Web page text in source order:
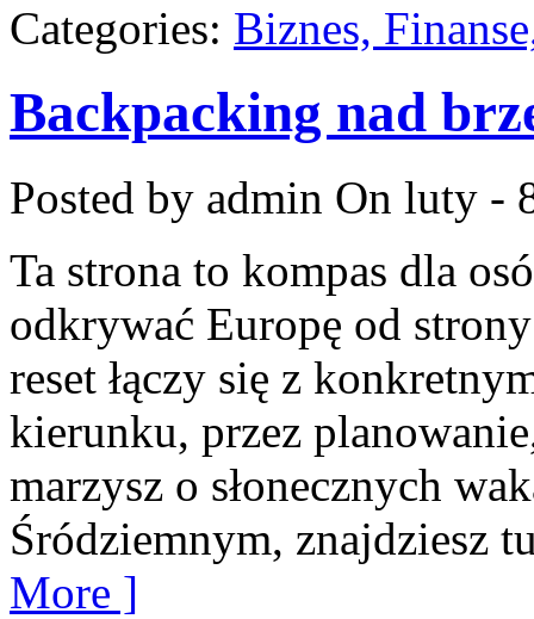
Categories: Biznes,
Backpacking nad
Posted by admin On luty -
Ta strona to kompas dla
odkrywać Europę od
reset łączy się z
kierunku, przez
marzysz o słonecznych
Śródziemnym, znajdziesz
More ]